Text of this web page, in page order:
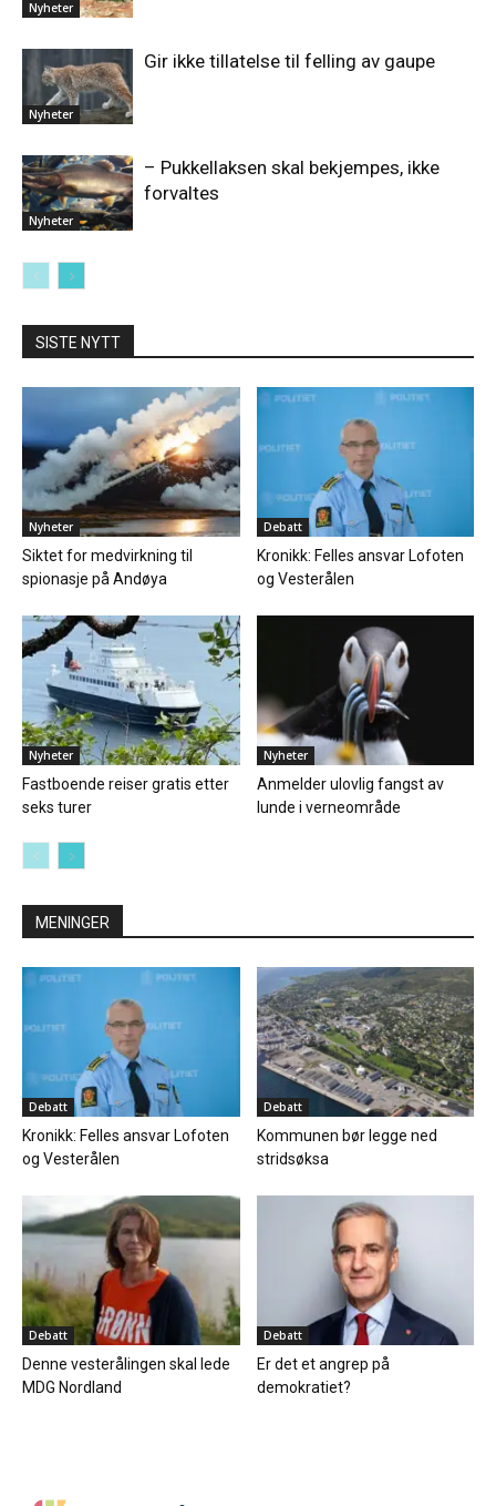
Nyheter
Nyheter
Gir ikke tillatelse til felling av gaupe
Nyheter
– Pukkellaksen skal bekjempes, ikke
forvaltes
SISTE NYTT
Nyheter
Siktet for medvirkning til
spionasje på Andøya
Debatt
Kronikk: Felles ansvar Lofoten
og Vesterålen
Nyheter
Fastboende reiser gratis etter
seks turer
Nyheter
Anmelder ulovlig fangst av
lunde i verneområde
MENINGER
Debatt
Kronikk: Felles ansvar Lofoten
og Vesterålen
Debatt
Kommunen bør legge ned
stridsøksa
Debatt
Denne vesterålingen skal lede
MDG Nordland
Debatt
Er det et angrep på
demokratiet?